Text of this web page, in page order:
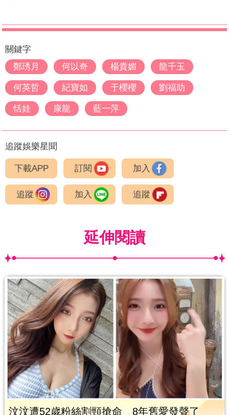
關鍵字
鄭琇月
何以奇 楊貴媚 龍千玉
何英哲 紀寶如 于櫻櫻 劉福助
恬娃 康龍 藍一萍
追蹤娛樂星聞
下載APP 訂閱 加入
追蹤 加入 追蹤
延伸閱讀
汶汶遭52歲粉絲割頸搶命 8年舊愛發聲了